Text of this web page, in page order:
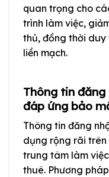
quan trọng cho
trình làm việc,
thủ, đồng thời
liền mạch.
Thông tin
đáp ứng bảo
Thông tin đăng
dụng rộng rãi
trung tâm làm
thuê. Phương